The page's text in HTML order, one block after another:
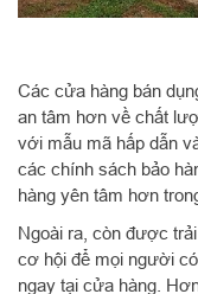
Các cửa hàng bán
an tâm hơn về chất
với mẫu mã hấp dẫn
các chính sách bảo
hàng yên tâm hơn
Ngoài ra, còn được
cơ hội để mọi người
ngay tại cửa hàng.